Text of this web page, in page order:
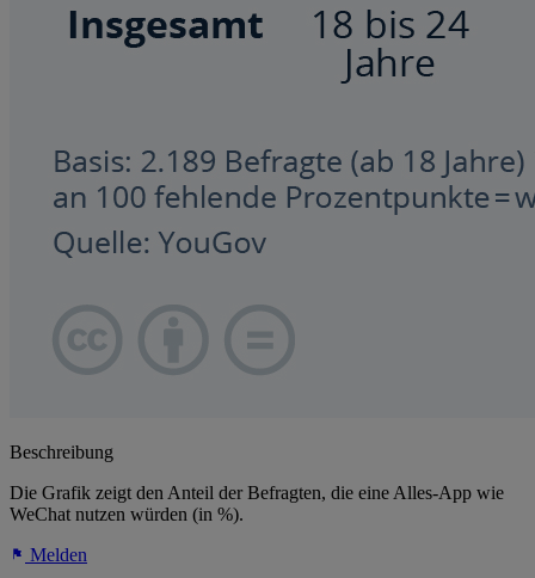
Beschreibung
Die Grafik zeigt den Anteil der Befragten, die eine Alles-App wie
WeChat nutzen würden (in %).
Melden